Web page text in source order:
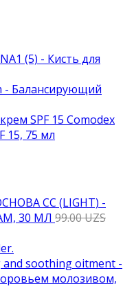
(5) - Кисть для
- Балансирующий
SPF 15 Comodex
15, 75 мл
CC (LIGHT) -
30 МЛ 99.00UZS
and soothing oitment -
молозивом,